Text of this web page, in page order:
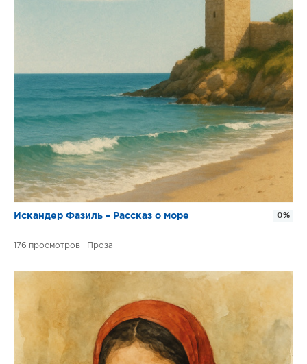
Искандер Фазиль – Рассказ о море
176 Проза
0%